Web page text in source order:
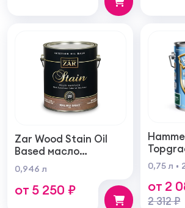
Zar Wood Stain Oil
Based масло
тонирующая по
дереву
0,946 л
от 5 250 ₽
0,75 л
от 2
2 312 ₽